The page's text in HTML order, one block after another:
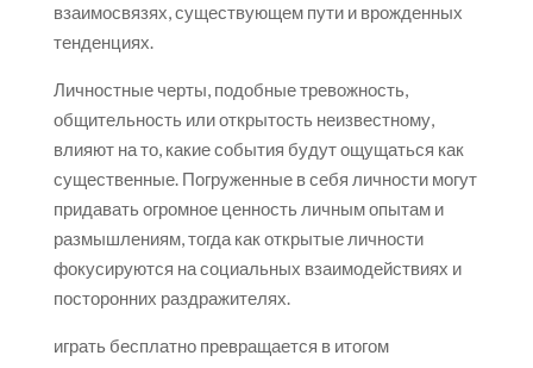
взаимосвязях, существующем пути и врожденных
тенденциях.
Личностные черты, подобные тревожность,
общительность или открытость неизвестному,
влияют на то, какие события будут ощущаться как
существенные. Погруженные в себя личности могут
придавать огромное ценность личным опытам и
размышлениям, тогда как открытые личности
фокусируются на социальных взаимодействиях и
посторонних раздражителях.
играть бесплатно превращается в итогом